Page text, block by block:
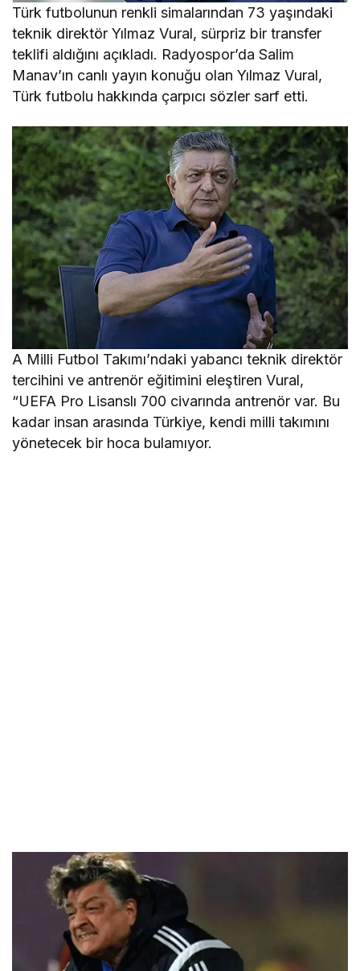
Türk futbolunun renkli simalarından 73 yaşındaki
teknik direktör Yılmaz Vural, sürpriz bir transfer
teklifi aldığını açıkladı. Radyospor’da Salim
Manav’ın canlı yayın konuğu olan Yılmaz Vural,
Türk futbolu hakkında çarpıcı sözler sarf etti.
A Milli Futbol Takımı’ndaki yabancı teknik direktör
tercihini ve antrenör eğitimini eleştiren Vural,
“UEFA Pro Lisanslı 700 civarında antrenör var. Bu
kadar insan arasında Türkiye, kendi milli takımını
yönetecek bir hoca bulamıyor.